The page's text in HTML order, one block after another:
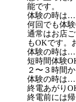
能です。
体験の時は…
何回でも体
通常はお店
もOKです。
体験の時は…
短時間体験
２〜３時間
体験の時は…
終電あがり
終電前には